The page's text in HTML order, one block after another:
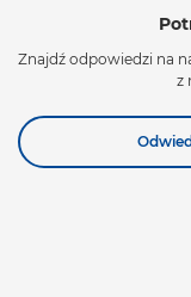
Znajdź odpowiedzi na
z